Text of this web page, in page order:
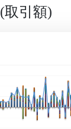
(取引額)